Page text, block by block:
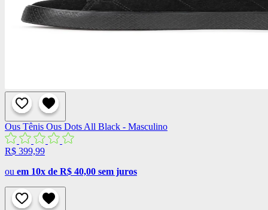
Ous Tênis Ous Dots All Black - Masculino
R$ 399,99
ou em 10x de R$ 40,00 sem juros